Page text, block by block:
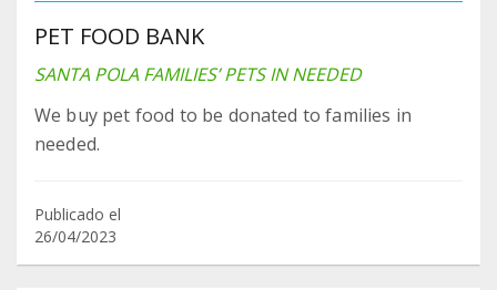
PET FOOD BANK
SANTA POLA FAMILIES’ PETS IN NEEDED
We buy pet food to be donated to families in
needed.
Publicado el
26/04/2023